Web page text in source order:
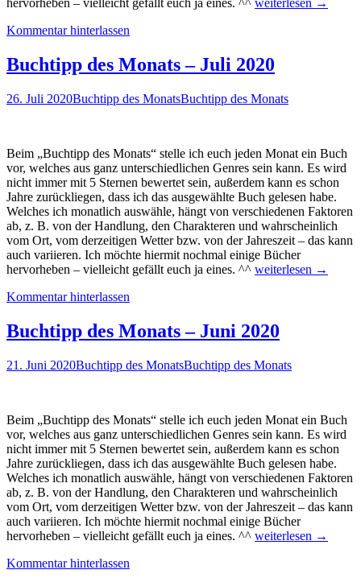
September
2020
Kommentar hinterlassen
Buchtipp des Monats – Juli 2020
26. Juli 2020Buchtipp des MonatsBuchtipp des Monats
Beim „Buchtipp des Monats“ stelle ich euch jeden Monat ein Buch
vor, welches aus ganz unterschiedlichen Genres sein kann. Es wird
nicht immer mit 5 Sternen bewertet sein, außerdem kann es schon
Jahre zurückliegen, dass ich das ausgewählte Buch gelesen habe.
Welches ich monatlich auswähle, hängt von verschiedenen Faktoren
ab, z. B. von der Handlung, den Charakteren und wahrscheinlich
vom Ort, vom derzeitigen Wetter bzw. von der Jahreszeit – das kann
auch variieren. Ich möchte hiermit nochmal einige Bücher
hervorheben – vielleicht gefällt euch ja eines. ^^ Buchtipp
Juli
2020
weiterlesen →
Kommentar hinterlassen
Buchtipp des Monats – Juni 2020
21. Juni 2020Buchtipp des MonatsBuchtipp des Monats
Beim „Buchtipp des Monats“ stelle ich euch jeden Monat ein Buch
vor, welches aus ganz unterschiedlichen Genres sein kann. Es wird
nicht immer mit 5 Sternen bewertet sein, außerdem kann es schon
Jahre zurückliegen, dass ich das ausgewählte Buch gelesen habe.
Welches ich monatlich auswähle, hängt von verschiedenen Faktoren
ab, z. B. von der Handlung, den Charakteren und wahrscheinlich
vom Ort, vom derzeitigen Wetter bzw. von der Jahreszeit – das kann
auch variieren. Ich möchte hiermit nochmal einige Bücher
hervorheben – vielleicht gefällt euch ja eines. ^^ Buchtipp
weiterlesen →
Kommentar hinterlassen